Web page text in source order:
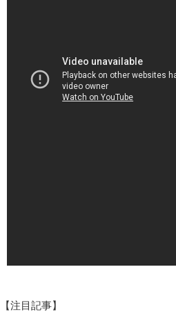
【注目記事】